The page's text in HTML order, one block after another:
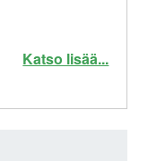
Katso lisää...